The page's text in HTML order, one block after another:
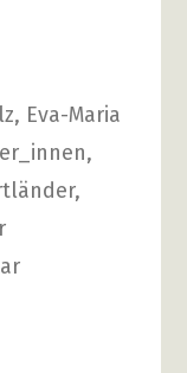
, Eva-Maria
,
,